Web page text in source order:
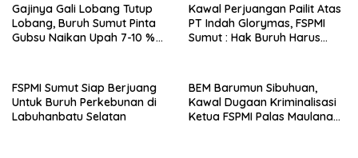
Gajinya Gali Lobang Tutup
Lobang, Buruh Sumut Pinta
Gubsu Naikan Upah 7-10 %
Kawal Perjuangan Pailit Atas
PT Indah Glorymas, FSPMI
Sumut : Hak Buruh Harus
FSPMI Sumut Siap Berjuang
Untuk Buruh Perkebunan di
Labuhanbatu Selatan
BEM Barumun Sibuhuan,
Kawal Dugaan Kriminalisasi
Ketua FSPMI Palas Maulana